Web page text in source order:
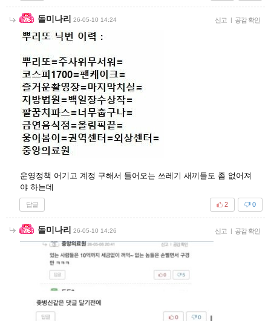
돌미나리 26-05-10 14:24 신고 | 공감 확인
운영정책 어기고 계정 구해서 들어오는 쓰레기 새끼들도 좀 없어져
야 하는데
답글 0
2
돌미나리 26-05-10 14:26 신고 | 공감 확인